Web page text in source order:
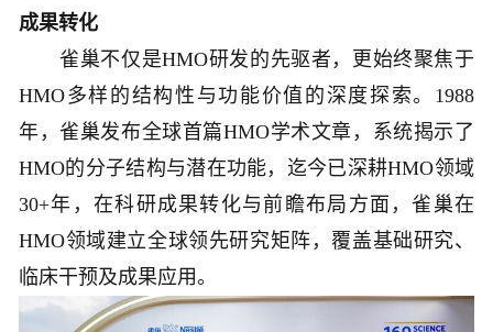
成果转化
雀巢不仅是HMO研发的先驱者，更始终聚焦于
HMO多样的结构性与功能价值的深度探索。1988
年，雀巢发布全球首篇HMO学术文章，系统揭示了
HMO的分子结构与潜在功能，迄今已深耕HMO领域
30+年，在科研成果转化与前瞻布局方面，雀巢在
HMO领域建立全球领先研究矩阵，覆盖基础研究、
临床干预及成果应用。